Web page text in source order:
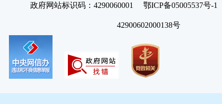
政府网站标识码：4290060001 鄂ICP备05005537号
42900602000138号